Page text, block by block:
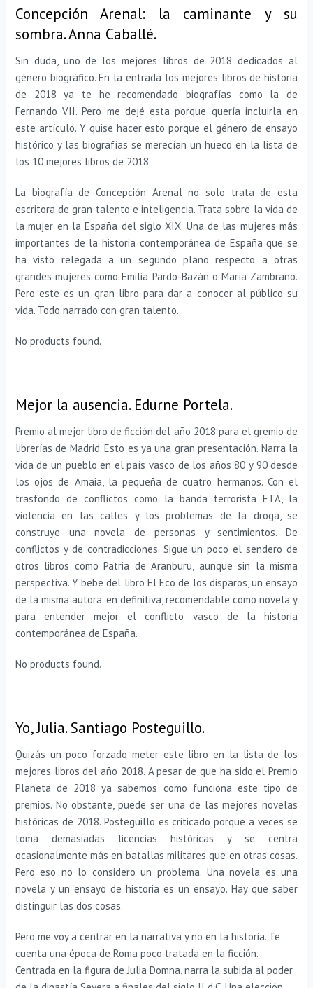
Concepción Arenal: la caminante y su
sombra. Anna Caballé.
Sin duda, uno de los mejores libros de 2018 dedicados al
género biográfico. En la entrada los mejores libros de historia
de 2018 ya te he recomendado biografías como la de
Fernando VII. Pero me dejé esta porque quería incluirla en
este artículo. Y quise hacer esto porque el género de ensayo
histórico y las biografías se merecían un hueco en la lista de
los 10 mejores libros de 2018.
La biografía de Concepción Arenal no solo trata de esta
escritora de gran talento e inteligencia. Trata sobre la vida de
la mujer en la España del siglo XIX. Una de las mujeres más
importantes de la historia contemporánea de España que se
ha visto relegada a un segundo plano respecto a otras
grandes mujeres como Emilia Pardo-Bazán o María Zambrano.
Pero este es un gran libro para dar a conocer al público su
vida. Todo narrado con gran talento.
No products found.
Mejor la ausencia. Edurne Portela.
Premio al mejor libro de ficción del año 2018 para el gremio de
librerías de Madrid. Esto es ya una gran presentación. Narra la
vida de un pueblo en el país vasco de los años 80 y 90 desde
los ojos de Amaia, la pequeña de cuatro hermanos. Con el
trasfondo de conflictos como la banda terrorista ETA, la
violencia en las calles y los problemas de la droga, se
construye una novela de personas y sentimientos. De
conflictos y de contradicciones. Sigue un poco el sendero de
otros libros como Patria de Aranburu, aunque sin la misma
perspectiva. Y bebe del libro El Eco de los disparos, un ensayo
de la misma autora. en definitiva, recomendable como novela y
para entender mejor el conflicto vasco de la historia
contemporánea de España.
No products found.
Yo, Julia. Santiago Posteguillo.
Quizás un poco forzado meter este libro en la lista de los
mejores libros del año 2018. A pesar de que ha sido el Premio
Planeta de 2018 ya sabemos como funciona este tipo de
premios. No obstante, puede ser una de las mejores novelas
históricas de 2018. Posteguillo es criticado porque a veces se
toma demasiadas licencias históricas y se centra
ocasionalmente más en batallas militares que en otras cosas.
Pero eso no lo considero un problema. Una novela es una
novela y un ensayo de historia es un ensayo. Hay que saber
distinguir las dos cosas.
Pero me voy a centrar en la narrativa y no en la historia. Te
cuenta una época de Roma poco tratada en la ficción.
Centrada en la figura de Julia Domna, narra la subida al poder